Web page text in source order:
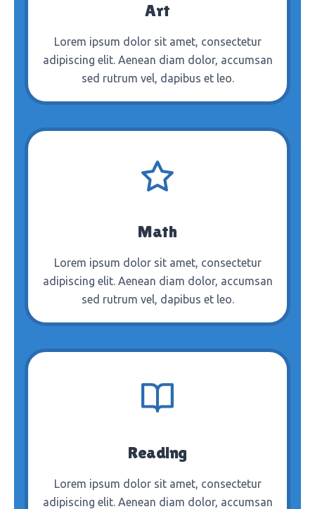
Art
Lorem ipsum dolor sit amet, consectetur
adipiscing elit. Aenean diam dolor, accumsan
sed rutrum vel, dapibus et leo.
Math
Lorem ipsum dolor sit amet, consectetur
adipiscing elit. Aenean diam dolor, accumsan
sed rutrum vel, dapibus et leo.
Reading
Lorem ipsum dolor sit amet, consectetur
adipiscing elit. Aenean diam dolor, accumsan